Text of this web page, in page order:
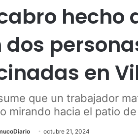
hecho
dos
en
que un trabajador
mirando hacia el patio
octubre 21, 2024